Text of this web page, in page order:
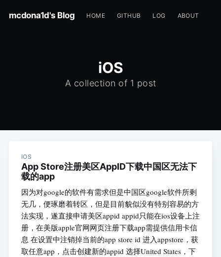
mcdona1d's Blog HOME GITHUB LOG ABOUT
iOS
A collection of 1 post
IOS
App Store注册美区AppID下载中国区无法下
载的app
因为对google的软件有需求但是中国区google软件所剩
无几，便琢磨着转区，但是目前貌似没有特别容易的方
法实现，遂直接申请美区appid appid只能在ios设备上注
册，在美版apple官网网页注册下载app需提供信用卡信
息 在设置中注销掉当前的app store id 进入appstore，获
取任意app，点击创建新的appid 选择United States，下